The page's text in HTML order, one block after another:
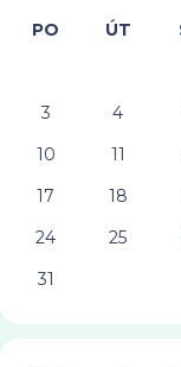
PO ÚT
3
4
10
11
17
18
24
25
31